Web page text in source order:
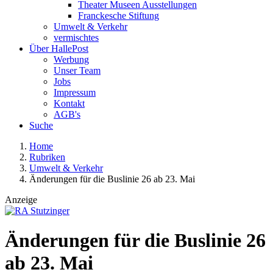
Theater Museen Ausstellungen
Franckesche Stiftung
Umwelt & Verkehr
vermischtes
Über HallePost
Werbung
Unser Team
Jobs
Impressum
Kontakt
AGB's
Suche
Home
Rubriken
Umwelt & Verkehr
Änderungen für die Buslinie 26 ab 23. Mai
Anzeige
Änderungen für die Buslinie 26
ab 23. Mai